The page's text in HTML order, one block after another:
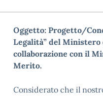
Oggetto: Progetto/
Legalità” del Ministero
collaborazione con il
Merito.
Considerato che il